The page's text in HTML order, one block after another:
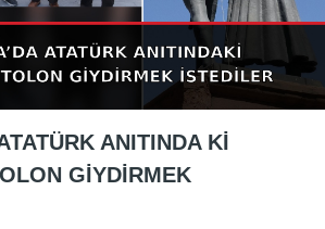
ANITINDA Kİ
GİYDİRMEK